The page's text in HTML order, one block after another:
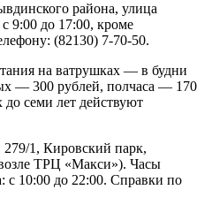
района, улица
9:00 до 17:00, кроме
(82130) 7-70-50.
на ватрушках — в будни
— 300 рублей, полчаса — 170
до семи лет действуют
279/1, Кировский парк,
ТРЦ «Макси»). Часы
с 10:00 до 22:00. Справки по